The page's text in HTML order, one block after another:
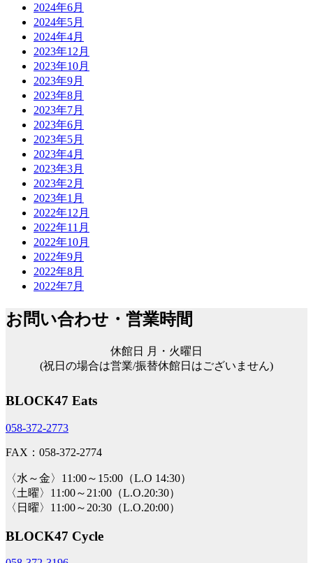
2024年6月
2024年5月
2024年4月
2023年12月
2023年10月
2023年9月
2023年8月
2023年7月
2023年6月
2023年5月
2023年4月
2023年3月
2023年2月
2023年1月
2022年12月
2022年11月
2022年10月
2022年9月
2022年8月
2022年7月
お問い合わせ・営業時間
休館日 月・火曜日
(祝日の場合は営業/振替休館日はございません)
BLOCK47 Eats
058-372-2773
FAX：058-372-2774
〈水～金〉11:00～15:00（L.O 14:30）
〈土曜〉11:00～21:00（L.O.20:30）
〈日曜〉11:00～20:30（L.O.20:00）
BLOCK47 Cycle